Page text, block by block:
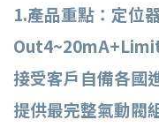
1.產品重點：定位
接受客戶自備各國
提供最完整氣動閥